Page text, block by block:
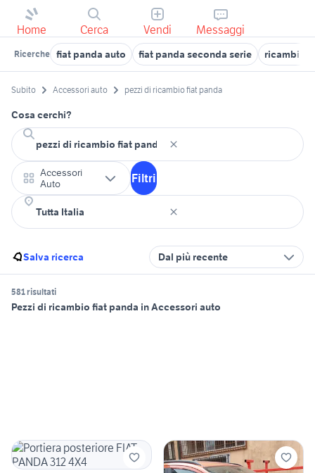
Home Cerca Vendi Messaggi
Ricerche fiat panda auto fiat panda seconda serie ricambi
Subito Accessori auto pezzi di ricambio fiat panda
Cosa cerchi?
Accessori
Auto
Filtri
Salva ricerca Dal più recente
581 risultati
Pezzi di ricambio fiat panda in Accessori auto